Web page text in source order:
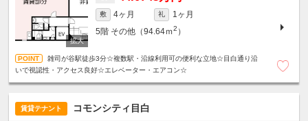
敷 4ヶ月 礼
1ヶ月
5階 その他（94.64ｍ2 ）
雑司が谷駅徒歩3分☆複数駅・沿線利用可の便利な立地☆目白通り沿
いで視認性・アクセス良好☆エレベーター・エアコン☆
賃貸テナント コモンシティ目白